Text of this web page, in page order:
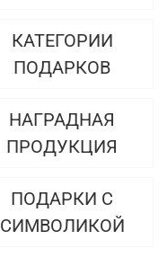
КАТЕГОРИИ
ПОДАРКОВ
НАГРАДНАЯ
ПРОДУКЦИЯ
ПОДАРКИ С
СИМВОЛИКОЙ